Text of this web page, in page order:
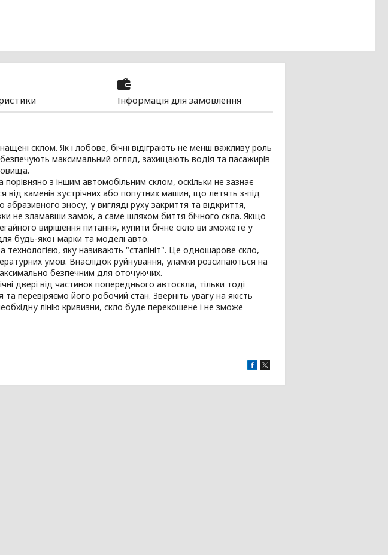
Інформація для замовлення
склом. Як і лобове, бічні відіграють не менш важливу роль
максимальний огляд, захищають водія та пасажирів
з іншим автомобільним склом, оскільки не зазнає
від каменів зустрічних або попутних машин, що летять з-під
абразивного зносу, у вигляді руху закриття та відкриття,
не зламавши замок, а саме шляхом биття бічного скла. Якщо
вирішення питання, купити бічне скло ви зможете у
будь-якої марки та моделі авто.
технологією, яку називають "сталініт". Це одношарове скло,
умов. Внаслідок руйнування, уламки розсипаються на
безпечним для оточуючих.
двері від частинок попереднього автоскла, тільки тоді
перевіряємо його робочий стан. Зверніть увагу на якість
лінію кривизни, скло буде перекошене і не зможе